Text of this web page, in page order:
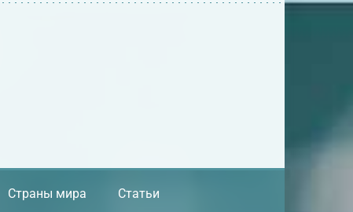
Страны мира Статьи